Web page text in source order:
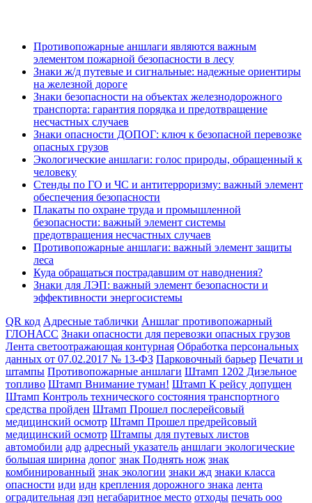
Противопожарные аншлаги являются важным
элементом пожарной безопасности в лесу
Знаки ж/д путевые и сигнальные: надежные ориентиры
на железной дороге
Знаки безопасности на объектах железнодорожного
транспорта: гарантия порядка и предотвращение
несчастных случаев
Знаки опасности ДОПОГ: ключ к безопасной перевозке
опасных грузов
Экологические аншлаги: голос природы, обращенный к
человеку
Стенды по ГО и ЧС и антитерроризму: важный элемент
обеспечения безопасности
Плакаты по охране труда и промышленной
безопасности: важный элемент системы
предотвращения несчастных случаев
Противопожарные аншлаги: важный элемент защиты
леса
Куда обращаться пострадавшим от наводнения?
Знаки для ЛЭП: важный элемент безопасности и
эффективности энергосистемы
QR код Адресные таблички Аншлаг противопожарный
ГЛОНАСС Знаки опасности для перевозки опасных грузов
Лента светоотражающая контурная Обработка персональных
данных от 07.02.2017 № 13-ФЗ Парковочный барьер Печати и
штампы Противопожарные аншлаги Штамп 1202 Дизельное
топливо Штамп Внимание туман! Штамп К рейсу допущен
Штамп Контроль технического состояния транспортного
средства пройден Штамп Прошел послерейсовый
медицинский осмотр Штамп Прошел предрейсовый
медицинский осмотр Штампы для путевых листов
автомобили адр адресный указатель аншлаги экологические
большая ширина допог знак Поднять нож знак
комбинированный знак экологии знаки жд знаки класса
опасности иди идн крепления дорожного знака лента
оградительная лэп негабаритное место отходы печать ооо